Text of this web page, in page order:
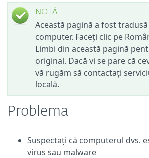
NOTĂ:
Această pagină a fost
computer. Faceți clic pe
Limbi din această pagină
original. Dacă vi se pare că
vă rugăm să contactați
locală.
Problema
Suspectați că computerul dvs.
virus sau malware